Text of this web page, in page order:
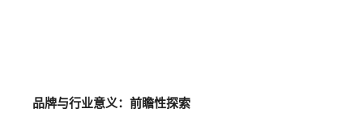
品牌与行业意义：前瞻性探索